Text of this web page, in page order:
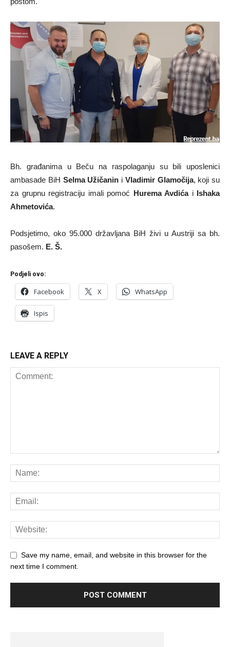
Bh. građanima u Beču na raspolaganju su bili uposlenici
ambasade BiH Selma Užičanin i Vladimir Glamočija, koji su
za grupnu registraciju imali pomoć Hurema Avdićai Ishaka
Ahmetovića.
Podsjetimo, oko 95.000 državljana BiH živi u Austriji sa bh.
pasošem. E. Š.
Podjeli ovo:
Facebook X WhatsApp
Ispis
LEAVE A REPLY
Save my name, email, and website in this browser for the
next time I comment.